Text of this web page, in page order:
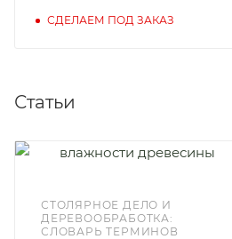
СДЕЛАЕМ ПОД ЗАКАЗ
Статьи
СТОЛЯРНОЕ ДЕЛО И
ДЕРЕВООБРАБОТКА:
СЛОВАРЬ ТЕРМИНОВ